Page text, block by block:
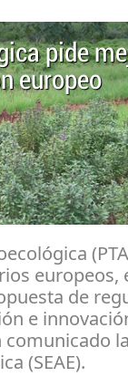
pide
europeo
europeos,
de
e
comunicado
(SEAE).